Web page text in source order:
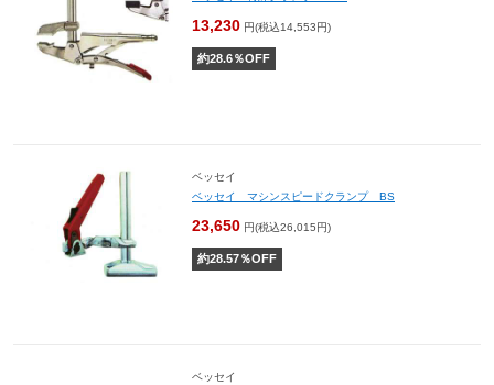
13,230 円(税込14,553円)
約28.6％OFF
ベッセイ
ベッセイ マシンスピードクランプ BS
23,650 円(税込26,015円)
約28.57％OFF
ベッセイ